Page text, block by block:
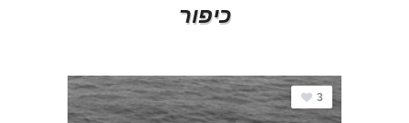
כיפור
3